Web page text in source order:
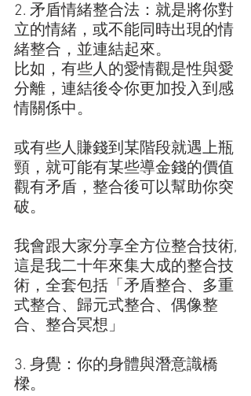
2. 矛盾情緒整合法：就是將你對
立的情緒，或不能同時出現的情
緒整合，並連結起來。
比如，有些人的愛情觀是性與愛
分離，連結後令你更加投入到感
情關係中。
或有些人賺錢到某階段就遇上瓶
頸，就可能有某些導金錢的價值
觀有矛盾，整合後可以幫助你突
破。
我會跟大家分享全方位整合技術,
這是我二十年來集大成的整合技
術，全套包括「矛盾整合、多重
式整合、歸元式整合、偶像整
合、整合冥想」
3. 身覺：你的身體與潛意識橋
樑。